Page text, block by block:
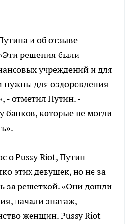
и об отзыве
решения были
учреждений и для
нужны для оздоровления
- отметил Путин. -
банков, которые не могли
о Pussy Riot, Путин
этих девушек, но не за
за решеткой. «Они дошли
начали эпатаж,
женщин. Pussy Riot